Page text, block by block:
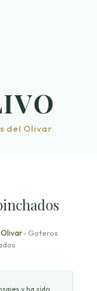
del Olivar
› Goteros
y ha sido